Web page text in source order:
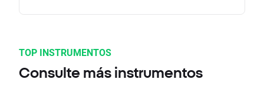
TOP INSTRUMENTOS
Consulte más instrumentos